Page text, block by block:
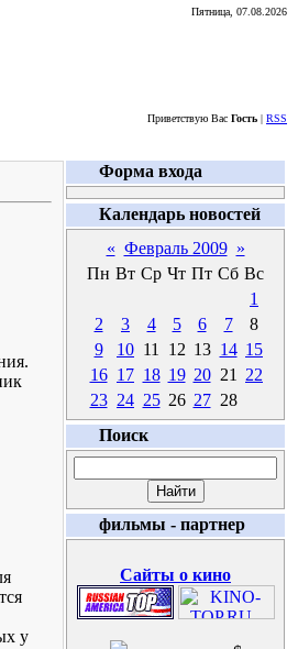
Пятница, 07.08.2026
Приветствую Вас Гость | RSS
у
Форма входа
Календарь новостей
« Февраль 2009 »
Пн Вт Ср Чт Пт Сб Вс
1
2
3 4 5 6 7
8
9
10 11 12 13 14 15
16 17 18 19 20 21
22
23 24 25 26 27 28
Поиск
фильмы - партнер
Сайты о кино